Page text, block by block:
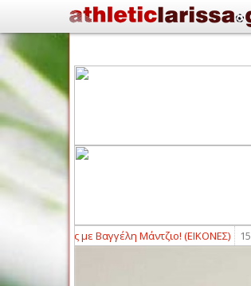
με Βαγγέλη Μάντζιο! (ΕΙΚΟΝΕΣ) 15:48 -